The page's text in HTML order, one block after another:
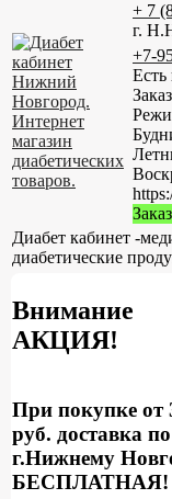
+ 7
г.
+7-
Есть
Диабет кабинет -
диабетические
Внимание
АКЦИЯ!
При покупке от
руб. доставка по
г.Нижнему
БЕСПЛАТНАЯ!